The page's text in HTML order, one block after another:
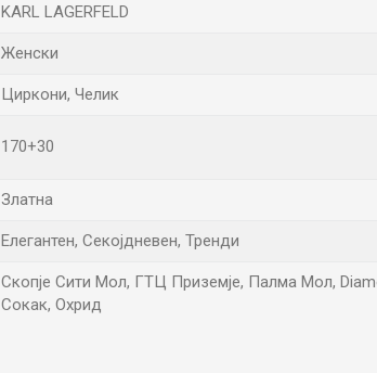
KARL LAGERFELD
Женски
Циркони, Челик
170+30
Златна
Елегантен, Секојдневен, Тренди
Скопје Сити Мол, ГТЦ Приземје, Палма Мол,
Сокак, Охрид